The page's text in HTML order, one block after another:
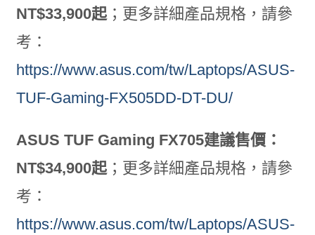
NT$33,900起；更多詳細產品規格，請參
考：
https://www.asus.com/tw/Laptops/ASUS-
TUF-Gaming-FX505DD-DT-DU/
ASUS TUF Gaming FX705建議售價：
NT$34,900起；更多詳細產品規格，請參
考：
https://www.asus.com/tw/Laptops/ASUS-